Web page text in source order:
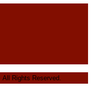
Rights Reserved.